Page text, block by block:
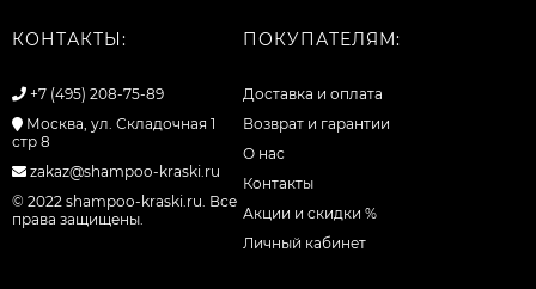
КОНТАКТЫ:
+7 (495) 208-75-89
Москва, ул. Складочная 1
стр 8
zakaz@shampoo-kraski.ru
© 2022 shampoo-kraski.ru. Все
права защищены.
ПОКУПАТЕЛЯМ:
Доставка и оплата
Возврат и гарантии
О нас
Контакты
Акции и скидки %
Личный кабинет